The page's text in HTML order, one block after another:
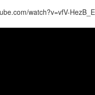
watch?v=vfV-